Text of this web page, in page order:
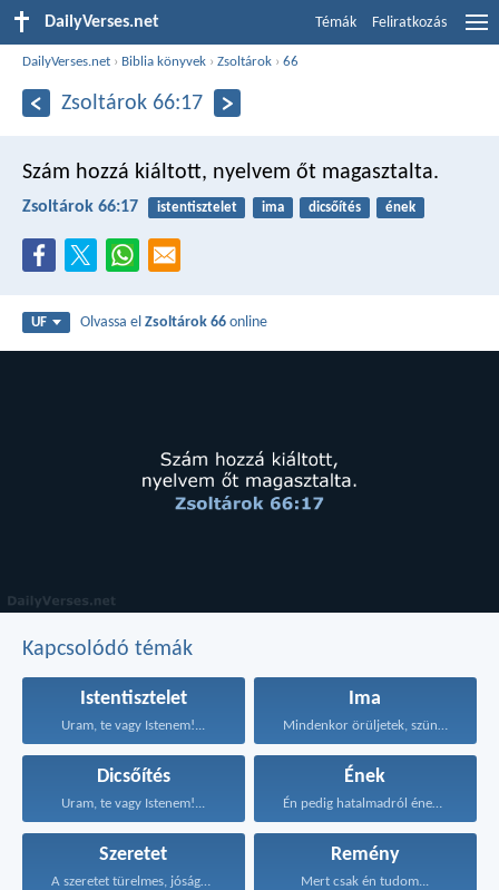
DailyVerses.net Témák Feliratkozás
DailyVerses.net › Biblia könyvek ›Zsoltárok ›66
Zsoltárok 66:17
Szám hozzá kiáltott, nyelvem őt magasztalta.
Zsoltárok 66:17 istentisztelet ima dicsőítés ének
UF Olvassa elZsoltárok 66 online
Kapcsolódó témák
Istentisztelet
Uram, te vagy Istenem!...
Ima
Mindenkor örüljetek, szüntelenül imádkozzatok...
Dicsőítés
Uram, te vagy Istenem!...
Ének
Én pedig hatalmadról énekelek...
Szeretet
A szeretet türelmes, jóságos...
Remény
Mert csak én tudom...